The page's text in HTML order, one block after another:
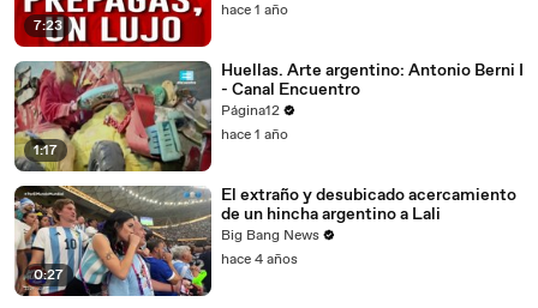
7:23
hace 1 año
1:17
Huellas. Arte argentino: Antonio Berni I
- Canal Encuentro
Página12
hace 1 año
0:27
El extraño y desubicado acercamiento
de un hincha argentino a Lali
Big Bang News
hace 4 años